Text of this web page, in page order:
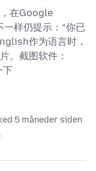
在Google
样仍提示：“你已
作为语言时，
。截图软件：
下
5 måneder siden